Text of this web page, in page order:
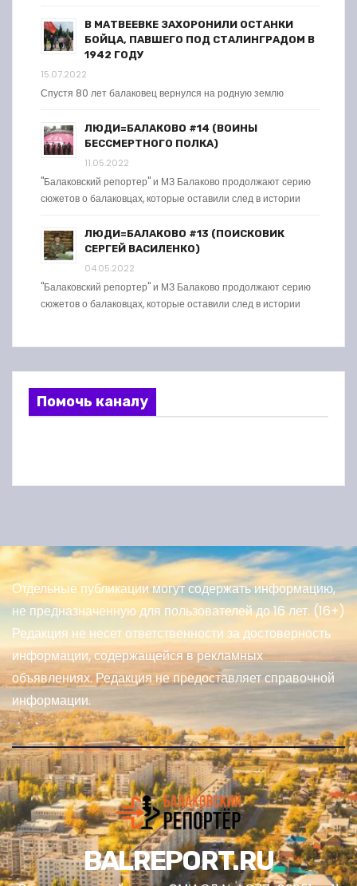
В МАТВЕЕВКЕ ЗАХОРОНИЛИ ОСТАНКИ
БОЙЦА, ПАВШЕГО ПОД СТАЛИНГРАДОМ В
1942 ГОДУ
15.07.2022
Спустя 80 лет балаковец вернулся на родную землю
ЛЮДИ=БАЛАКОВО #14 (ВОИНЫ
БЕССМЕРТНОГО ПОЛКА)
11.05.2022
"Балаковский репортер" и МЗ Балаково продолжают серию
сюжетов о балаковцах, которые оставили след в истории
ЛЮДИ=БАЛАКОВО #13 (ПОИСКОВИК
СЕРГЕЙ ВАСИЛЕНКО)
04.05.2022
"Балаковский репортер" и МЗ Балаково продолжают серию
сюжетов о балаковцах, которые оставили след в истории
Помочь каналу
Отдельные публикации могут содержать информацию,
не предназначенную для пользователей до 16 лет. (16+)
Редакция не несет ответственности за достоверность
информации, содержащейся в рекламных
объявлениях. Редакция не предоставляет справочной
информации.
BALREPORT.RU